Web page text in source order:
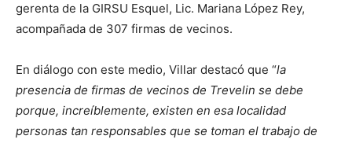
gerenta de la GIRSU Esquel, Lic. Mariana López Rey,
acompañada de 307 firmas de vecinos.
En diálogo con este medio, Villar destacó que “la
presencia de firmas de vecinos de Trevelin se debe
porque, increíblemente, existen en esa localidad
personas tan responsables que se toman el trabajo de